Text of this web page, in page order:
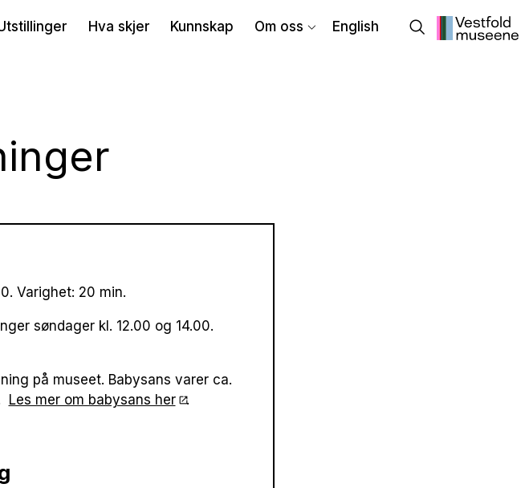
Hva skjer Kunnskap Om oss English
Varighet: 20 min.
søndager kl. 12.00 og 14.00.
på museet. Babysans varer ca.
Les mer om babysans her .